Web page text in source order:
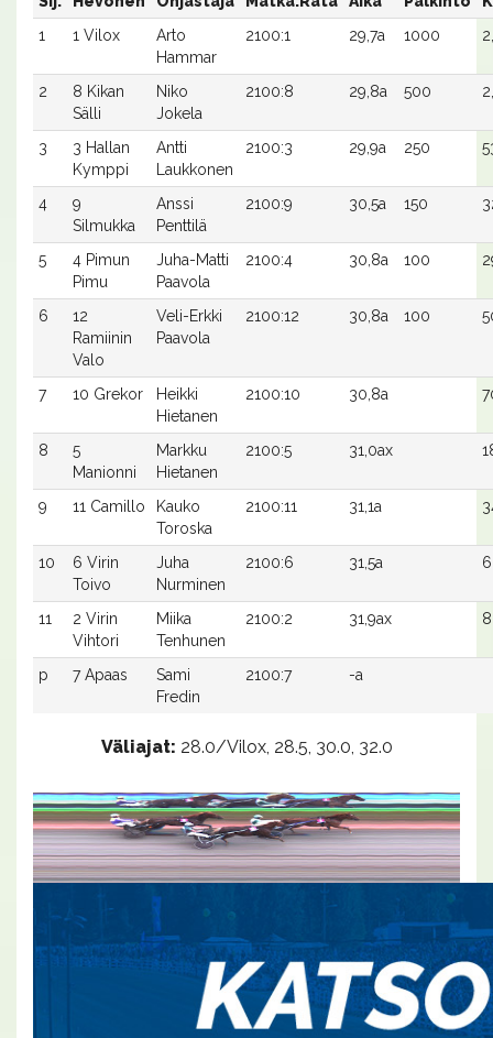
1
1 Vilox
Arto
Hammar
2100:1 29,7a 1000
2
8 Kikan
Sälli
Niko
Jokela
2100:8 29,8a 500
3
3 Hallan
Kymppi
Antti
Laukkonen
2100:3 29,9a 250
4
9
Silmukka
Anssi
Penttilä
2100:9 30,5a 150
5
4 Pimun
Pimu
Juha-Matti
Paavola
2100:4 30,8a 100
6
12
Ramiinin
Valo
Veli-Erkki
Paavola
2100:12 30,8a 100
7 10 Grekor
Heikki
Hietanen
2100:10 30,8a
8
5
Manionni
Markku
Hietanen
2100:5 31,0ax
9 11 Camillo
Kauko
Toroska
2100:11 31,1a
10
6 Virin
Toivo
Juha
Nurminen
2100:6 31,5a
11
2 Virin
Vihtori
Miika
Tenhunen
2100:2 31,9ax
p 7 Apaas
Sami
Fredin
2100:7 -a
Väliajat: 28.0/Vilox, 28.5, 30.0, 32.0